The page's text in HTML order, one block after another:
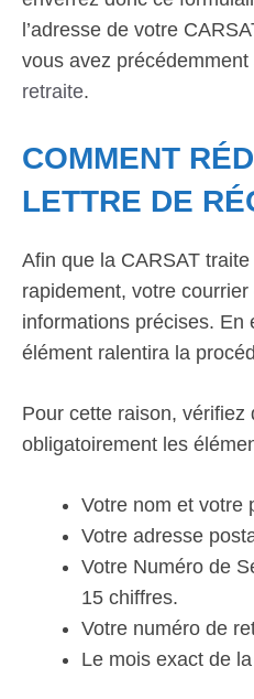
l’adresse de votre
vous avez
retraite.
COMMENT
LETTRE DE
Afin que la CARSAT
rapidement, votre
informations précises. En
élément ralentira la
Pour cette raison, vérifiez
obligatoirement les
Votre nom et votre
Votre adresse
Votre Numéro de
15 chiffres.
Votre numéro de
Le mois exact de